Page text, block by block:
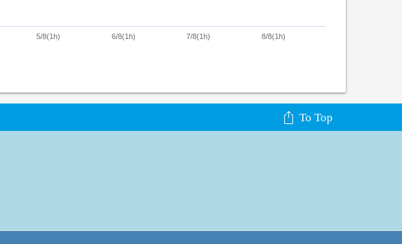
5/8(1h) 6/8(1h) 7/8(1h) 8/8(1h)
To Top